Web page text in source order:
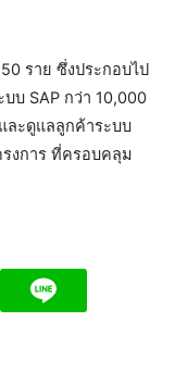
ราย ซึ่งประกอบไป
บ SAP กว่า 10,000
ละดูแลลูกค้าระบบ
งการ ที่ครอบคลุม